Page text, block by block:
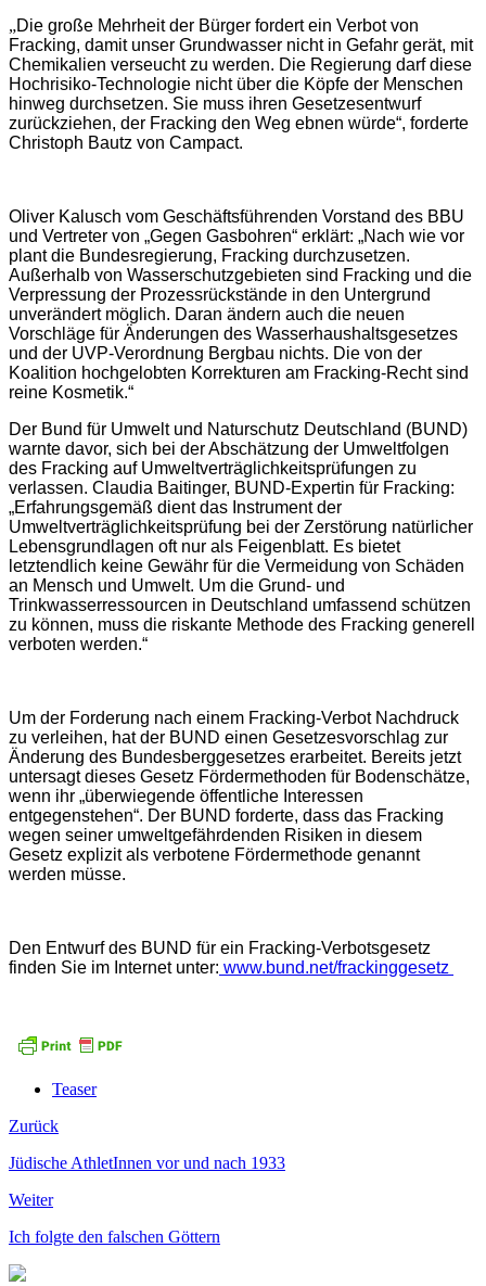
„Die große Mehrheit der Bürger fordert ein Verbot von
Fracking, damit unser Grundwasser nicht in Gefahr gerät, mit
Chemikalien verseucht zu werden. Die Regierung darf diese
Hochrisiko-Technologie nicht über die Köpfe der Menschen
hinweg durchsetzen. Sie muss ihren Gesetzesentwurf
zurückziehen, der Fracking den Weg ebnen würde“, forderte
Christoph Bautz von Campact.
Oliver Kalusch vom Geschäftsführenden Vorstand des BBU
und Vertreter von „Gegen Gasbohren“ erklärt: „Nach wie vor
plant die Bundesregierung, Fracking durchzusetzen.
Außerhalb von Wasserschutzgebieten sind Fracking und die
Verpressung der Prozessrückstände in den Untergrund
unverändert möglich. Daran ändern auch die neuen
Vorschläge für Änderungen des Wasserhaushaltsgesetzes
und der UVP-Verordnung Bergbau nichts. Die von der
Koalition hochgelobten Korrekturen am Fracking-Recht sind
reine Kosmetik.“
Der Bund für Umwelt und Naturschutz Deutschland (BUND)
warnte davor, sich bei der Abschätzung der Umweltfolgen
des Fracking auf Umweltverträglichkeitsprüfungen zu
verlassen. Claudia Baitinger, BUND-Expertin für Fracking:
„Erfahrungsgemäß dient das Instrument der
Umweltverträglichkeitsprüfung bei der Zerstörung natürlicher
Lebensgrundlagen oft nur als Feigenblatt. Es bietet
letztendlich keine Gewähr für die Vermeidung von Schäden
an Mensch und Umwelt. Um die Grund- und
Trinkwasserressourcen in Deutschland umfassend schützen
zu können, muss die riskante Methode des Fracking generell
verboten werden.“
Um der Forderung nach einem Fracking-Verbot Nachdruck
zu verleihen, hat der BUND einen Gesetzesvorschlag zur
Änderung des Bundesberggesetzes erarbeitet. Bereits jetzt
untersagt dieses Gesetz Fördermethoden für Bodenschätze,
wenn ihr „überwiegende öffentliche Interessen
entgegenstehen“. Der BUND forderte, dass das Fracking
wegen seiner umweltgefährdenden Risiken in diesem
Gesetz explizit als verbotene Fördermethode genannt
werden müsse.
Den Entwurf des BUND für ein Fracking-Verbotsgesetz
finden Sie im Internet unter: www.bund.net/frackinggesetz
Teaser
Zurück
Jüdische AthletInnen vor und nach 1933
Weiter
Ich folgte den falschen Göttern